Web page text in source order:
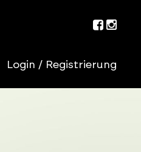
Login / Registrierung